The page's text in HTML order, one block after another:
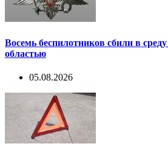
Восемь беспилотников сбили в
областью
05.08.2026